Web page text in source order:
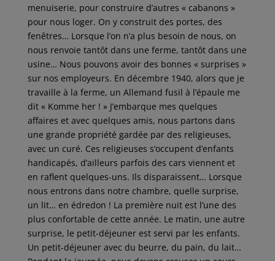
menuiserie, pour construire d’autres « cabanons »
pour nous loger. On y construit des portes, des
fenêtres… Lorsque l’on n’a plus besoin de nous, on
nous renvoie tantôt dans une ferme, tantôt dans une
usine… Nous pouvons avoir des bonnes « surprises »
sur nos employeurs. En décembre 1940, alors que je
travaille à la ferme, un Allemand fusil à l’épaule me
dit « Komme her ! » J’embarque mes quelques
affaires et avec quelques amis, nous partons dans
une grande propriété gardée par des religieuses,
avec un curé. Ces religieuses s’occupent d’enfants
handicapés, d’ailleurs parfois des cars viennent et
en raflent quelques-uns. Ils disparaissent… Lorsque
nous entrons dans notre chambre, quelle surprise,
un lit… en édredon ! La première nuit est l’une des
plus confortable de cette année. Le matin, une autre
surprise, le petit-déjeuner est servi par les enfants.
Un petit-déjeuner avec du beurre, du pain, du lait…